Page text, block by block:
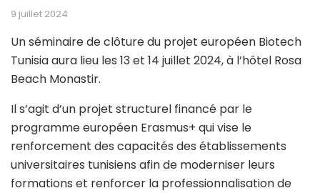
9 juillet 2024
Un séminaire de clôture du projet européen Biotech
Tunisia aura lieu les 13 et 14 juillet 2024, à l’hôtel Rosa
Beach Monastir.
Il s’agit d’un projet structurel financé par le
programme européen Erasmus+ qui vise le
renforcement des capacités des établissements
universitaires tunisiens afin de moderniser leurs
formations et renforcer la professionnalisation de